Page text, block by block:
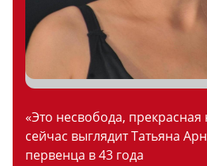
«Это несвобода, прекрасная
сейчас выглядит Татьяна
первенца в 43 года